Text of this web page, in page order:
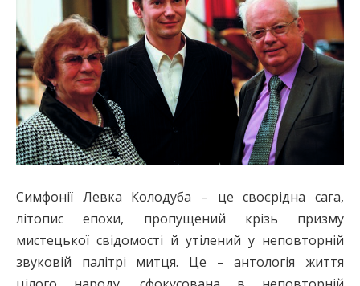
Симфонії Левка Колодуба – це своєрідна сага,
літопис епохи, пропущений крізь призму
мистецької свідомості й утілений у неповторній
звуковій палітрі митця. Це – антологія життя